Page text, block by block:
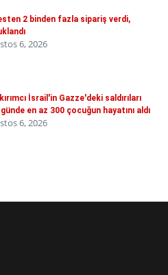
2 binden fazla sipariş verdi,
6, 2026
İsrail'in Gazze'deki saldırıları
en az 300 çocuğun hayatını aldı
6, 2026